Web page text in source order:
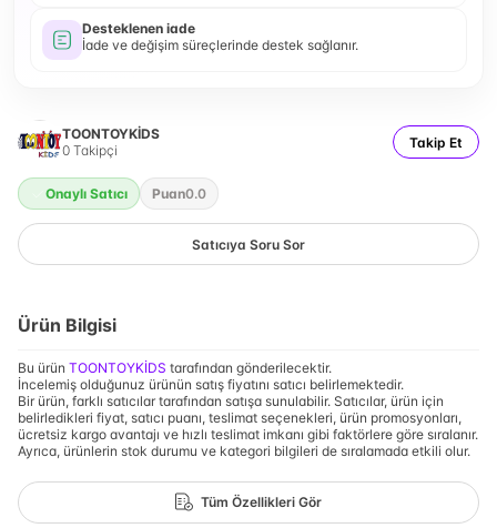
Desteklenen iade
İade ve değişim süreçlerinde destek sağlanır.
TOONTOYKİDS
0 Takipçi Takip Et
Onaylı Satıcı Puan0.0
Satıcıya Soru Sor
Ürün Bilgisi
Bu ürün TOONTOYKİDS tarafından gönderilecektir.
İncelemiş olduğunuz ürünün satış fiyatını satıcı belirlemektedir.
Bir ürün, farklı satıcılar tarafından satışa sunulabilir. Satıcılar, ürün için
belirledikleri fiyat, satıcı puanı, teslimat seçenekleri, ürün promosyonları,
ücretsiz kargo avantajı ve hızlı teslimat imkanı gibi faktörlere göre sıralanır.
Ayrıca, ürünlerin stok durumu ve kategori bilgileri de sıralamada etkili olur.
Tüm Özellikleri Gör